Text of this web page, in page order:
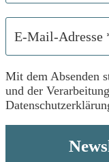
Mit dem Absenden
und der